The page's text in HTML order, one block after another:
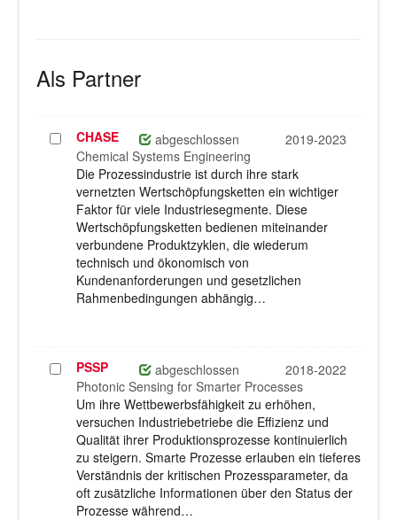
Als Partner
Projekt
auswählen
CHASE abgeschlossen
2019-2023
Chemical Systems Engineering
Die Prozessindustrie ist durch ihre stark
vernetzten Wertschöpfungsketten ein wichtiger
Faktor für viele Industriesegmente. Diese
Wertschöpfungsketten bedienen miteinander
verbundene Produktzyklen, die wiederum
technisch und ökonomisch von
Kundenanforderungen und gesetzlichen
Rahmenbedingungen abhängig…
Projekt
auswählen
PSSP abgeschlossen
2018-2022
Photonic Sensing for Smarter Processes
Um ihre Wettbewerbsfähigkeit zu erhöhen,
versuchen Industriebetriebe die Effizienz und
Qualität ihrer Produktionsprozesse kontinuierlich
zu steigern. Smarte Prozesse erlauben ein tieferes
Verständnis der kritischen Prozessparameter, da
oft zusätzliche Informationen über den Status der
Prozesse während…